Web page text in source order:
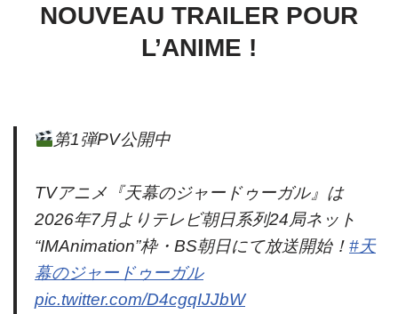
NOUVEAU TRAILER POUR
L’ANIME !
第1弾PV公開中
TVアニメ『天幕のジャードゥーガル』は
2026年7月よりテレビ朝日系列24局ネット
“IMAnimation”枠・BS朝日にて放送開始！ #天
幕のジャードゥーガル
pic.twitter.com/D4cgqIJJbW